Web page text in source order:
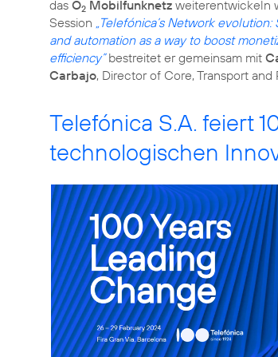
das O2 Mobilfunknetz weiterentwickeln
Session „Telefónica’s Network
and automation as a way to boost
efficiency”bestreitet er gemeinsam mit
Carbajo, Director of Core, Transport
Telefónica S.A. feiert
technologischen